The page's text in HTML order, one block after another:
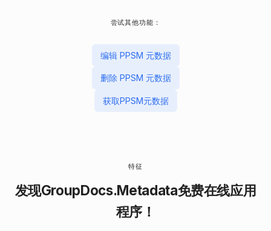
尝试其他功能：
编辑 PPSM 元数据
删除 PPSM 元数据
获取PPSM元数据
特征
发现GroupDocs.Metadata免费在线应用
程序！